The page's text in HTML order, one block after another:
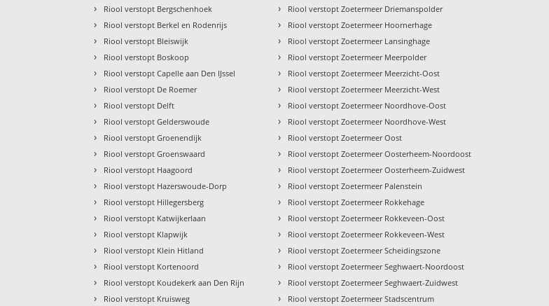
› Riool verstopt Bergschenhoek
› Riool verstopt Berkel en Rodenrijs
› Riool verstopt Bleiswijk
› Riool verstopt Boskoop
› Riool verstopt Capelle aan Den IJssel
› Riool verstopt De Roemer
› Riool verstopt Delft
› Riool verstopt Gelderswoude
› Riool verstopt Groenendijk
› Riool verstopt Groenswaard
› Riool verstopt Haagoord
› Riool verstopt Hazerswoude-Dorp
› Riool verstopt Hillegersberg
› Riool verstopt Katwijkerlaan
› Riool verstopt Klapwijk
› Riool verstopt Klein Hitland
› Riool verstopt Kortenoord
› Riool verstopt Koudekerk aan Den Rijn
› Riool verstopt Kruisweg
› Riool verstopt Zoetermeer Driemanspolder
› Riool verstopt Zoetermeer Hoornerhage
› Riool verstopt Zoetermeer Lansinghage
› Riool verstopt Zoetermeer Meerpolder
› Riool verstopt Zoetermeer Meerzicht-Oost
› Riool verstopt Zoetermeer Meerzicht-West
› Riool verstopt Zoetermeer Noordhove-Oost
› Riool verstopt Zoetermeer Noordhove-West
› Riool verstopt Zoetermeer Oost
› Riool verstopt Zoetermeer Oosterheem-Noordoost
› Riool verstopt Zoetermeer Oosterheem-Zuidwest
› Riool verstopt Zoetermeer Palenstein
› Riool verstopt Zoetermeer Rokkehage
› Riool verstopt Zoetermeer Rokkeveen-Oost
› Riool verstopt Zoetermeer Rokkeveen-West
› Riool verstopt Zoetermeer Scheidingszone
› Riool verstopt Zoetermeer Seghwaert-Noordoost
› Riool verstopt Zoetermeer Seghwaert-Zuidwest
› Riool verstopt Zoetermeer Stadscentrum